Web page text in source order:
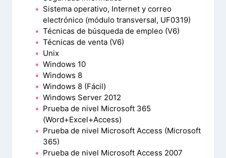
Sistema operativo, Internet y correo
electrónico (módulo transversal, UF0319)
Técnicas de búsqueda de empleo (V6)
Técnicas de venta (V6)
Unix
Windows 10
Windows 8
Windows 8 (Fácil)
Windows Server 2012
Prueba de nivel Microsoft 365
(Word+Excel+Access)
Prueba de nivel Microsoft Access (Microsoft
365)
Prueba de nivel Microsoft Access 2007